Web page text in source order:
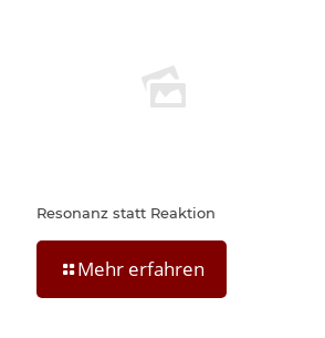
Resonanz statt Reaktion
Mehr erfahren